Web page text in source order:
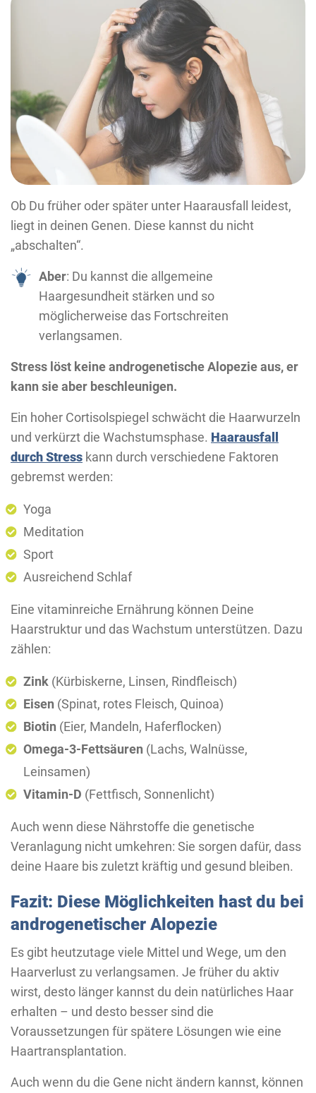
Ob Du früher oder später unter Haarausfall leidest,
liegt in deinen Genen. Diese kannst du nicht
„abschalten“.
Aber: Du kannst die allgemeine
Haargesundheit stärken und so
möglicherweise das Fortschreiten
verlangsamen.
Stress löst keine androgenetische Alopezie aus, er
kann sie aber beschleunigen.
Ein hoher Cortisolspiegel schwächt die Haarwurzeln
und verkürzt die Wachstumsphase. Haarausfall
durch Stress kann durch verschiedene Faktoren
gebremst werden:
Yoga
Meditation
Sport
Ausreichend Schlaf
Eine vitaminreiche Ernährung können Deine
Haarstruktur und das Wachstum unterstützen. Dazu
zählen:
Zink (Kürbiskerne, Linsen, Rindfleisch)
Eisen (Spinat, rotes Fleisch, Quinoa)
Biotin (Eier, Mandeln, Haferflocken)
Omega-3-Fettsäuren (Lachs, Walnüsse,
Leinsamen)
Vitamin-D (Fettfisch, Sonnenlicht)
Auch wenn diese Nährstoffe die genetische
Veranlagung nicht umkehren: Sie sorgen dafür, dass
deine Haare bis zuletzt kräftig und gesund bleiben.
Fazit: Diese Möglichkeiten hast du bei
androgenetischer Alopezie
Es gibt heutzutage viele Mittel und Wege, um den
Haarverlust zu verlangsamen. Je früher du aktiv
wirst, desto länger kannst du dein natürliches Haar
erhalten – und desto besser sind die
Voraussetzungen für spätere Lösungen wie eine
Haartransplantation.
Auch wenn du die Gene nicht ändern kannst, können